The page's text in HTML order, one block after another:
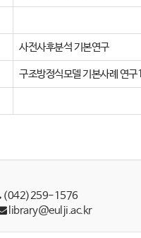
사전사후분석 기본연구
구조방정식모델 기본사례 연구1
(042)259-1576
library@eulji.ac.kr